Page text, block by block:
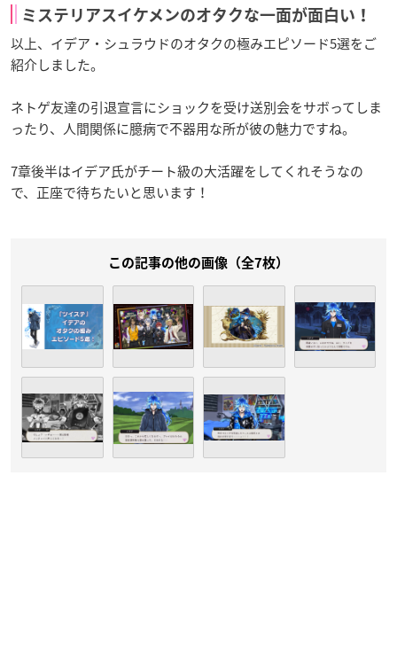
ミステリアスイケメンのオタクな一面が面白い！
以上、イデア・シュラウドのオタクの極みエピソード5選をご
紹介しました。
ネトゲ友達の引退宣言にショックを受け送別会をサボってしま
ったり、人間関係に臆病で不器用な所が彼の魅力ですね。
7章後半はイデア氏がチート級の大活躍をしてくれそうなの
で、正座で待ちたいと思います！
この記事の他の画像（全7枚）